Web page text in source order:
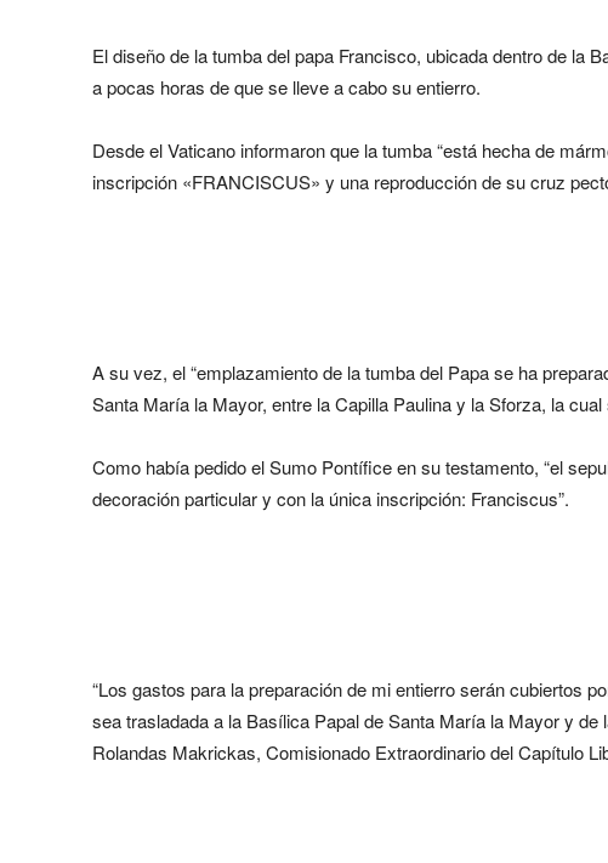
El diseño de la tumba del papa Francisco, ubicada dentro de la
a pocas horas de que se lleve a cabo su entierro.
Desde el Vaticano informaron que la tumba “está hecha de
inscripción «FRANCISCUS» y una reproducción de su cruz
A su vez, el “emplazamiento de la tumba del Papa se ha
Santa María la Mayor, entre la Capilla Paulina y la Sforza, la
Como había pedido el Sumo Pontífice en su testamento, “el
decoración particular y con la única inscripción: Franciscus”.
“Los gastos para la preparación de mi entierro serán cubiertos
sea trasladada a la Basílica Papal de Santa María la Mayor y
Rolandas Makrickas, Comisionado Extraordinario del Capítulo